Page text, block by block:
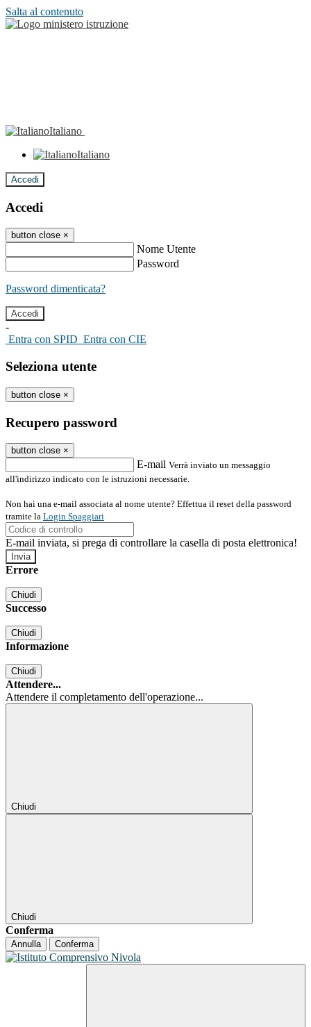
Salta al contenuto
Italiano
Italiano
Accedi
Accedi
button close ×
Nome Utente
Password
Password dimenticata?
-
Entra con SPID Entra con CIE
Seleziona utente
button close ×
Recupero password
button close ×
E-mail Verrà inviato un messaggio
all'indirizzo indicato con le istruzioni necessarie.
Non hai una e-mail associata al nome utente? Effettua il reset della password
tramite la Login Spaggiari
E-mail inviata, si prega di controllare la casella di posta elettronica!
Errore
Chiudi
Successo
Chiudi
Informazione
Chiudi
Attendere...
Attendere il completamento dell'operazione...
Chiudi
Chiudi
Conferma
Annulla Conferma